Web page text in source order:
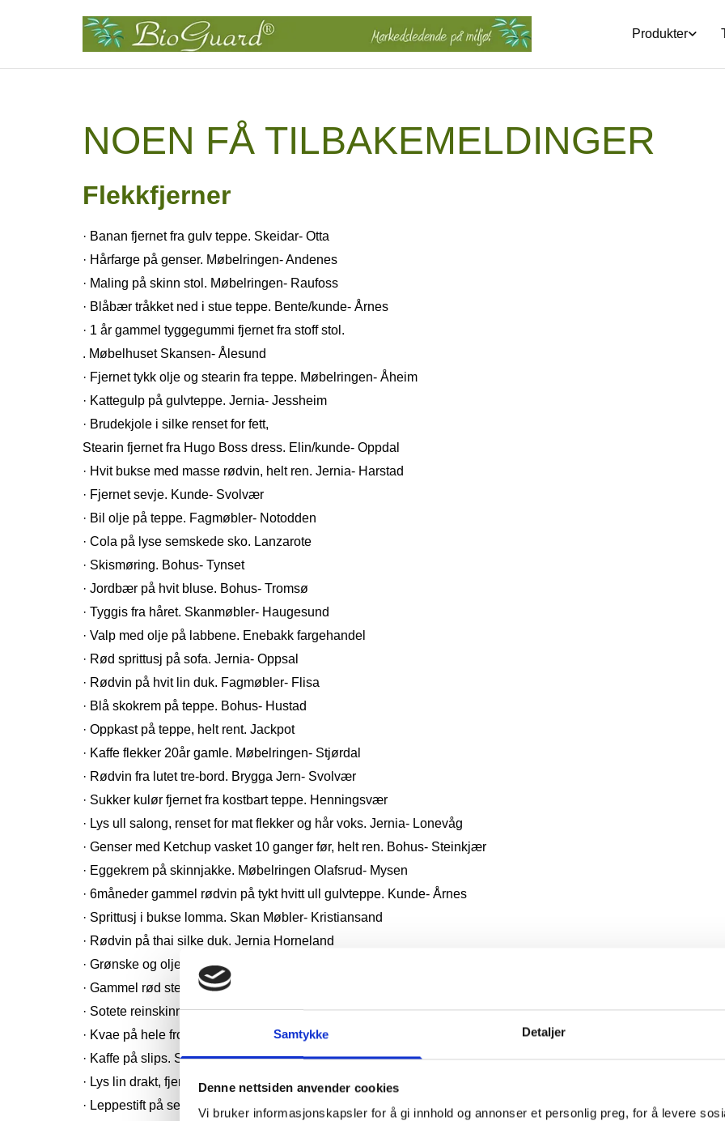
Samtykke Detaljer
Denne nettsiden anvender cookies
Vi bruker informasjonskapsler for å gi innhold og annonser et personlig preg, for å levere
Produkter
NOEN FÅ TILBAKEMELDINGER
Flekkfjerner
· Banan fjernet fra gulv teppe. Skeidar- Otta
· Hårfarge på genser. Møbelringen- Andenes
· Maling på skinn stol. Møbelringen- Raufoss
· Blåbær tråkket ned i stue teppe. Bente/kunde- Årnes
· 1 år gammel tyggegummi fjernet fra stoff stol.
. Møbelhuset Skansen- Ålesund
· Fjernet tykk olje og stearin fra teppe. Møbelringen- Åheim
· Kattegulp på gulvteppe. Jernia- Jessheim
· Brudekjole i silke renset for fett,
Stearin fjernet fra Hugo Boss dress. Elin/kunde- Oppdal
· Hvit bukse med masse rødvin, helt ren. Jernia- Harstad
· Fjernet sevje. Kunde- Svolvær
· Bil olje på teppe. Fagmøbler- Notodden
· Cola på lyse semskede sko. Lanzarote
· Skismøring. Bohus- Tynset
· Jordbær på hvit bluse. Bohus- Tromsø
· Tyggis fra håret. Skanmøbler- Haugesund
· Valp med olje på labbene. Enebakk fargehandel
· Rød sprittusj på sofa. Jernia- Oppsal
· Rødvin på hvit lin duk. Fagmøbler- Flisa
· Blå skokrem på teppe. Bohus- Hustad
· Oppkast på teppe, helt rent. Jackpot
· Kaffe flekker 20år gamle. Møbelringen- Stjørdal
· Rødvin fra lutet tre-bord. Brygga Jern- Svolvær
· Sukker kulør fjernet fra kostbart teppe. Henningsvær
· Lys ull salong, renset for mat flekker og hår voks. Jernia- Lonevåg
· Genser med Ketchup vasket 10 ganger før, helt ren. Bohus- Steinkjær
· Eggekrem på skinnjakke. Møbelringen Olafsrud- Mysen
· 6måneder gammel rødvin på tykt hvitt ull gulvteppe. Kunde- Årnes
· Sprittusj i bukse lomma. Skan Møbler- Kristiansand
· Rødvin på thai silke duk. Jernia Horneland
· Grønske og olje på klær. Bobyen Jern & Farge
· Gammel rød stearin på gulvteppe. Fagmøbler- Knarvik
· Sotete reinskinn - os fra ovn i sametelt. Renholdsfirma i Oslo
· Kvae på hele fronten av sort ullgenser. Randi/kunde- Nøtterøy
· Kaffe på slips. Skeidar- Bodø
· Lys lin drakt, fjernet rødvinsflekk på 20cm. Møbelringen Lade
· Leppestift på selskapskjole funnet på loftet.